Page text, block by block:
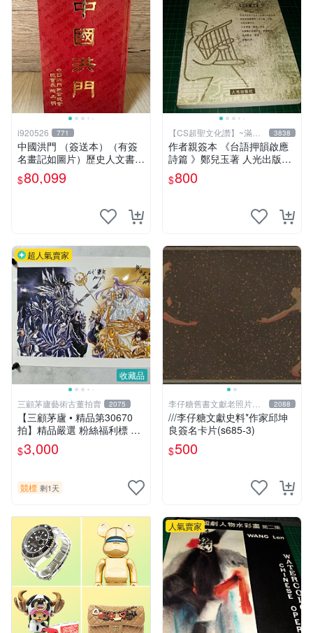
i920526 771
中國洪門 （簽送本）（有簽
名畫記如圖片）歷史人文書籍
早期書 中國洪門聯合總會 二
手書
$80,099
【CS超聖文化讚】~滿千
元送運
3838
作者親簽本 《台語押韻啟應
詩篇 》鄭兒玉著 人光出版社
2002年初版 9成新 【CS超聖
文化讚】
$800
收藏品
超人氣賣家
三顧茅廬藝術古董拍賣 2075
【三顧茅廬 • 精品第30670
拍】精品嚴選 粉絲福利標 日
本動漫大師 車田正美簽名照
片《聖鬥士星矢》！ 特惠起
$3,000
競標 剩1天
李仔糖舊書文獻老照片名
人收藏館
2088
///李仔糖文獻史料*作家邱坤
良簽名卡片(s685-3)
$500
人氣賣家